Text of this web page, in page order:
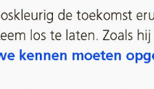
in onze